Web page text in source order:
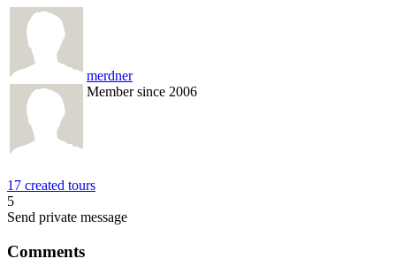
merdner
Member since 2006
17 created tours
5
Send private message
Comments